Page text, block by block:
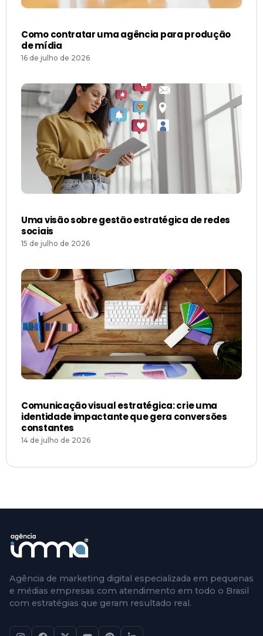
Como contratar uma agência para produção
de mídia
16 de julho de 2026
Uma visão sobre gestão estratégica de redes
sociais
15 de julho de 2026
Comunicação visual estratégica: crie uma
identidade impactante que gera conversões
constantes
14 de julho de 2026
Agência de marketing digital especializada em pequenas
e médias empresas com atendimento em todo o Brasil
com estratégias que geram resultado real.